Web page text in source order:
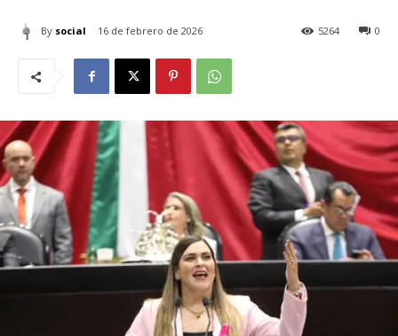
By social 16 de febrero de 2026 0
5264